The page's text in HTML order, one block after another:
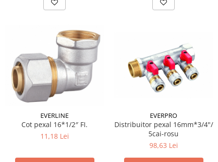
EVERLINE
Cot pexal 16*1/2″ FI.
11,18 Lei
EVERPRO
Distribuitor pexal 16mm*3/4"/
5cai-rosu
98,63 Lei